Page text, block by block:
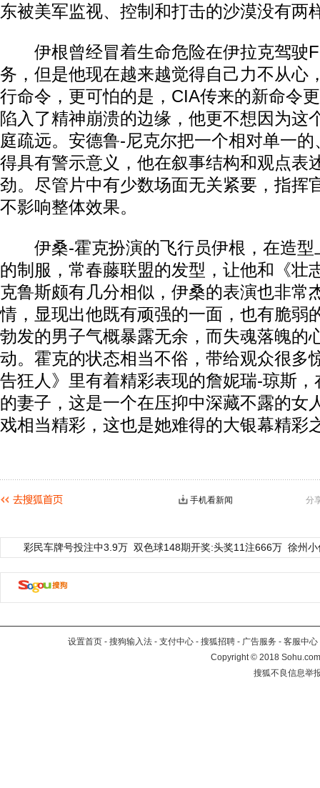
东被美军监视、控制和打击的沙漠没有两
伊根曾经冒着生命危险在伊拉克驾驶
务，但是他现在越来越觉得自己力不从心
行命令，更可怕的是，CIA传来的新命令
陷入了精神崩溃的边缘，他更不想因为这
庭疏远。安德鲁-尼克尔把一个相对单一
得具有警示意义，他在叙事结构和观点表
劲。尽管片中有少数场面无关紧要，指挥
不影响整体效果。
伊桑-霍克扮演的飞行员伊根，在造型
的制服，常春藤联盟的发型，让他和《壮
克鲁斯颇有几分相似，伊桑的表演也非常
情，显现出他既有顽强的一面，也有脆弱
勃发的男子气概暴露无余，而失魂落魄的
动。霍克的状态相当不俗，带给观众很多
告狂人》里有着精彩表现的詹妮瑞-琼斯
的妻子，这是一个在压抑中深藏不露的女
戏相当精彩，这也是她难得的大银幕精彩
分
手机看新闻
彩民车牌号投注中3.9万 双色球148期开奖:头奖11注666万 徐州
设置首页 - 搜狗输入法 - 支付中心 - 搜狐招聘 - 广告服务 - 客服中心
Copyright©2018
搜狐不良信息举